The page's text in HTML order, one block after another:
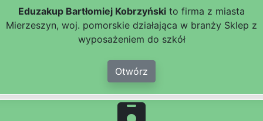
Eduzakup Bartłomiej Kobrzyński to firma z miasta
Mierzeszyn, woj. pomorskie działająca w branży Sklep z
wyposażeniem do szkół
Otwórz